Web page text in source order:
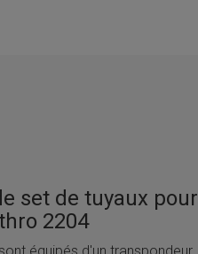
set de tuyaux pour
2204
équipés d'un transpondeur